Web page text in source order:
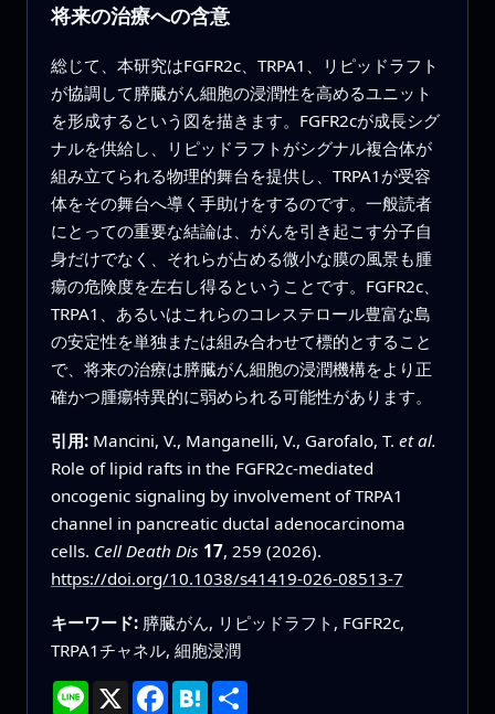
将来の治療への含意
総じて、本研究はFGFR2c、TRPA1、リピッドラフト
が協調して膵臓がん細胞の浸潤性を高めるユニット
を形成するという図を描きます。FGFR2cが成長シグ
ナルを供給し、リピッドラフトがシグナル複合体が
組み立てられる物理的舞台を提供し、TRPA1が受容
体をその舞台へ導く手助けをするのです。一般読者
にとっての重要な結論は、がんを引き起こす分子自
身だけでなく、それらが占める微小な膜の風景も腫
瘍の危険度を左右し得るということです。FGFR2c、
TRPA1、あるいはこれらのコレステロール豊富な島
の安定性を単独または組み合わせて標的とすること
で、将来の治療は膵臓がん細胞の浸潤機構をより正
確かつ腫瘍特異的に弱められる可能性があります。
引用: Mancini, V., Manganelli, V., Garofalo, T. et al.
Role of lipid rafts in the FGFR2c-mediated
oncogenic signaling by involvement of TRPA1
channel in pancreatic ductal adenocarcinoma
cells. Cell Death Dis 17, 259 (2026).
https://doi.org/10.1038/s41419-026-08513-7
キーワード: 膵臓がん, リピッドラフト, FGFR2c,
TRPA1チャネル, 細胞浸潤
Line X Facebook
Hatena
共
有